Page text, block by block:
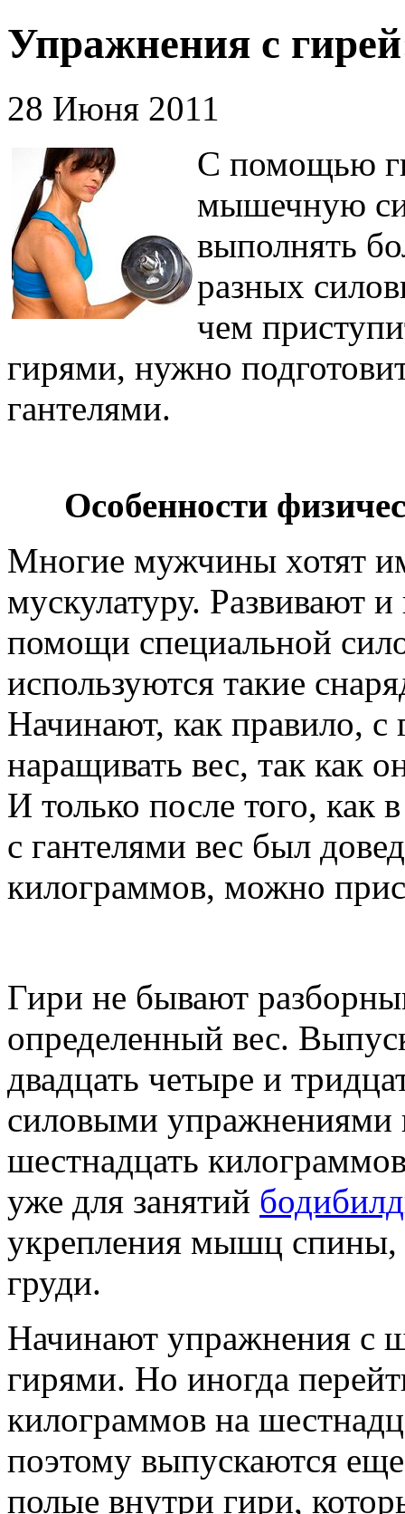
Упражнения с
28 Июня 2011
С помощью
мышечную
выполнять
разных
чем
гирями, нужно
гантелями.
Особенности
Многие мужчины хотят
мускулатуру.
помощи специальной
используются такие
Начинают, как правило, с
наращивать вес, так как
И только после того, как
с гантелями вес был
килограммов, можно
Гири не бывают
определенный вес.
двадцать четыре и
силовыми упражнениями
шестнадцать
уже для занятий
укрепления мышц спины,
груди.
Начинают упражнения с
гирями. Но иногда
килограммов на
поэтому выпускаются
полые внутри гири,